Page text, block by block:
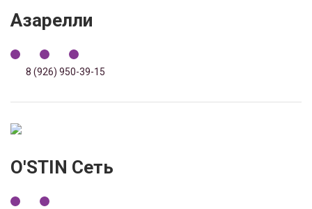
Азарелли
8 (926) 950-39-15
O'STIN Сеть